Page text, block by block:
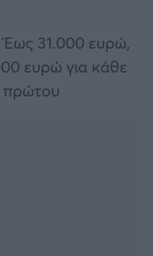
Έως 31.000 ευρώ,
ευρώ για κάθε
πρώτου